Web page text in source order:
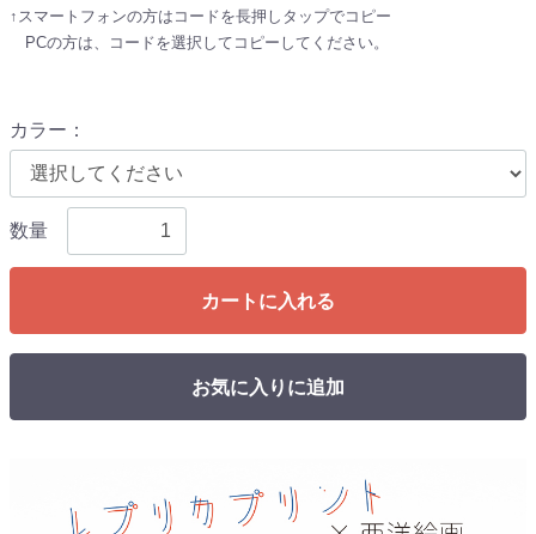
↑スマートフォンの方はコードを長押しタップでコピー
PCの方は、コードを選択してコピーしてください。
カラー ：
数量
カートに入れる
お気に入りに追加